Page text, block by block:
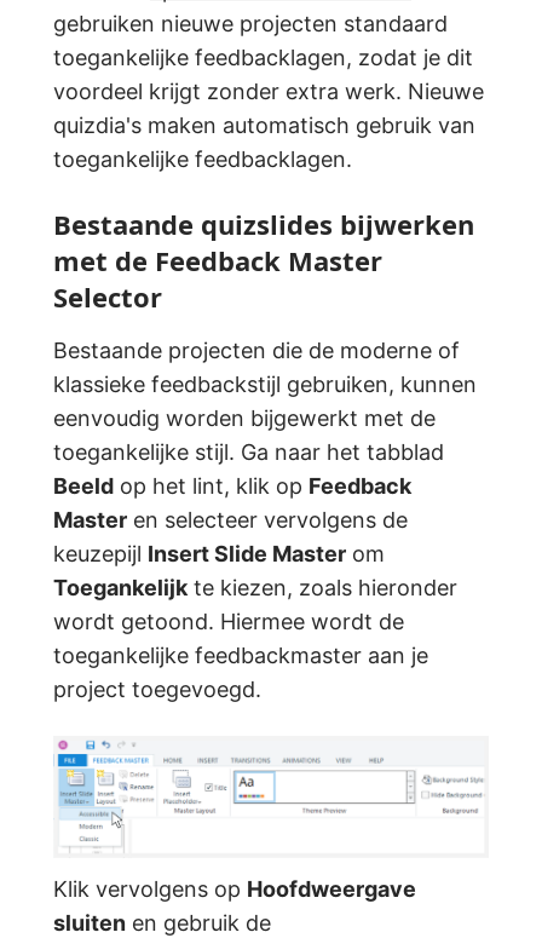
gebruiken nieuwe projecten standaard
toegankelijke feedbacklagen, zodat je dit
voordeel krijgt zonder extra werk. Nieuwe
quizdia's maken automatisch gebruik van
toegankelijke feedbacklagen.
Bestaande quizslides bijwerken
met de Feedback Master
Selector
Bestaande projecten die de moderne of
klassieke feedbackstijl gebruiken, kunnen
eenvoudig worden bijgewerkt met de
toegankelijke stijl. Ga naar het tabblad
Beeld op het lint, klik op Feedback
Master en selecteer vervolgens de
keuzepijl Insert Slide Master om
Toegankelijk te kiezen, zoals hieronder
wordt getoond. Hiermee wordt de
toegankelijke feedbackmaster aan je
project toegevoegd.
Klik vervolgens op Hoofdweergave
sluiten en gebruik de